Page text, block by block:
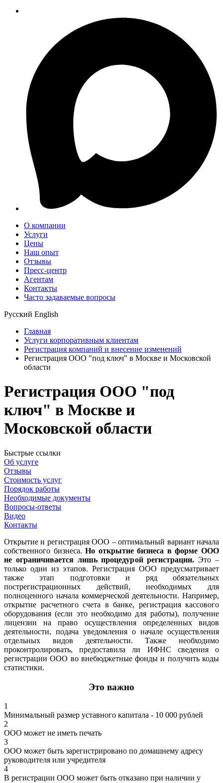
О компании
Услуги
Цены
Наш опыт
Отзывы
Пресс-центр
Агентам
Контакты
Часто задаваемые вопросы
Русский English
Главная
Услуги корпоративным клиентам
Регистрация компаний и внесение изменений
Регистрация ООО "под ключ" в Москве и Московской
области
Регистрация ООО "под
ключ" в Москве и
Московской области
Быстрые ссылки
Об услуге
Отзывы
Стоимость услуг
Порядок работы
Необходимые документы
Вопросы-ответы
Видео
Контакты
Открытие и регистрация ООО – оптимальный вариант начала
собственного бизнеса.Но открытие бизнеса в форме ООО
не ограничивается лишь процедурой регистрации.Это –
только один из этапов. Регистрация ООО предусматривает
также этап подготовки и ряд обязательных
пострегистрационных действий, необходимых для
полноценного начала коммерческой деятельности. Например,
открытие расчетного счета в банке, регистрация кассового
оборудования (если это необходимо для работы), получение
лицензии на право осуществления определенных видов
деятельности, подача уведомления о начале осуществления
отдельных видов деятельности. Также необходимо
проконтролировать, предоставила ли ИФНС сведения о
регистрации ООО во внебюджетные фонды и получить коды
статистики.
Это важно
1
Минимальный размер уставного капитала - 10 000 рублей
2
ООО может не иметь печать
3
ООО может быть зарегистрировано по домашнему адресу
руководителя или учредителя
4
В регистрации ООО может быть отказано при наличии у